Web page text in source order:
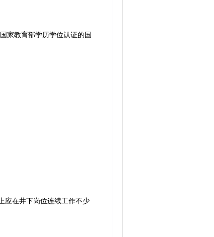
家教育部学历学位认证的国
在井下岗位连续工作不少